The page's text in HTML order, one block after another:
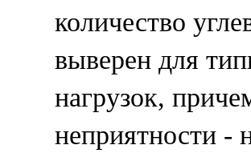
количество
выверен для
нагрузок,
неприятности -